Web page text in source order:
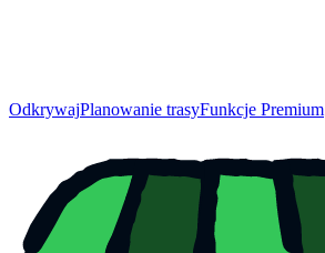
OdkrywajPlanowanie trasyFunkcje Premium